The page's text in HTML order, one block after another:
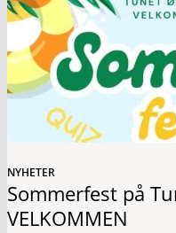
NYHETER
Sommerfest på
VELKOMMEN